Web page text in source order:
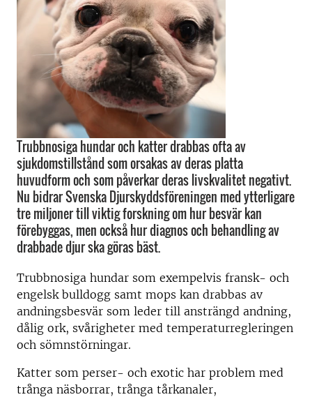
Trubbnosiga hundar och katter drabbas ofta av
sjukdomstillstånd som orsakas av deras platta
huvudform och som påverkar deras livskvalitet negativt.
Nu bidrar Svenska Djurskyddsföreningen med ytterligare
tre miljoner till viktig forskning om hur besvär kan
förebyggas, men också hur diagnos och behandling av
drabbade djur ska göras bäst.
Trubbnosiga hundar som exempelvis fransk- och
engelsk bulldogg samt mops kan drabbas av
andningsbesvär som leder till ansträngd andning,
dålig ork, svårigheter med temperaturregleringen
och sömnstörningar.
Katter som perser- och exotic har problem med
trånga näsborrar, trånga tårkanaler,